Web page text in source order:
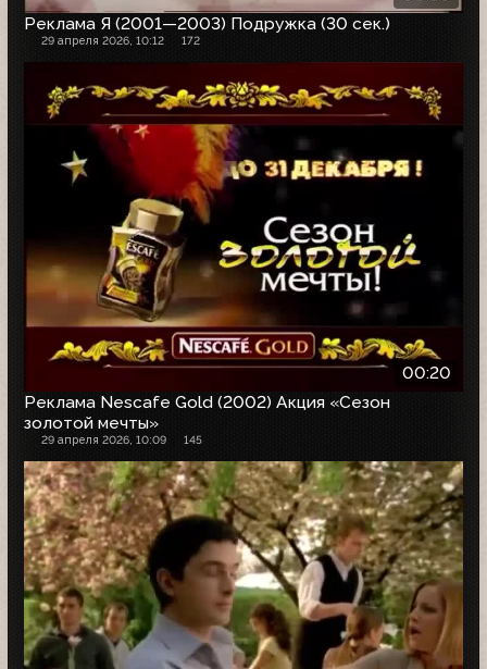
Реклама Я (2001—2003) Подружка (30 сек.)
29 апреля 2026, 10:12 172
00:20
Реклама Nescafe Gold (2002) Акция «Сезон
золотой мечты»
29 апреля 2026, 10:09 145